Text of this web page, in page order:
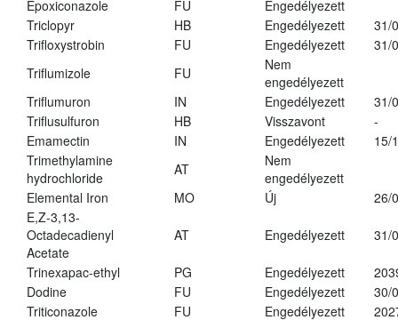
Epoxiconazole
FU
Engedélyezett
Triclopyr
HB Engedélyezett
31/
Trifloxystrobin
FU Engedélyezett
31/
Triflumizole
FU
Nem
engedélyezett
Triflumuron
IN Engedélyezett
31/
Triflusulfuron
HB Visszavont
-
Emamectin
IN Engedélyezett
15/
Trimethylamine
hydrochloride
AT
Nem
engedélyezett
Elemental Iron
MO Új
26/
E,Z-3,13-
Octadecadienyl
Acetate
AT Engedélyezett 31/
Trinexapac-ethyl PG Engedélyezett
Dodine
FU Engedélyezett
30/
Triticonazole
FU Engedélyezett